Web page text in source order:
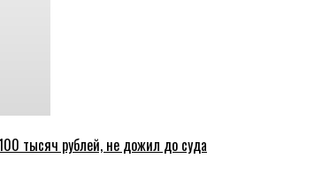
тысяч рублей, не дожил до суда